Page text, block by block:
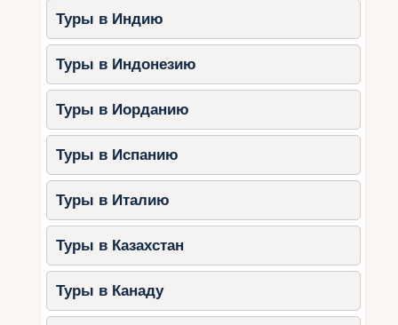
Туры в Индию
Туры в Индонезию
Туры в Иорданию
Туры в Испанию
Туры в Италию
Туры в Казахстан
Туры в Канаду